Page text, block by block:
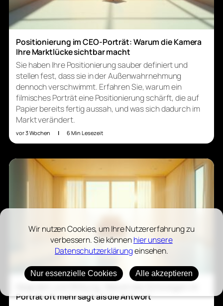
Positionierung im CEO-Porträt: Warum die Kamera
Ihre Marktlücke sichtbar macht
Sie haben Ihre Positionierung sauber definiert und
stellen fest, dass sie in der Außenwahrnehmung
dennoch verschwimmt. Erfahren Sie, warum ein
filmisches Porträt eine Positionierung schärft, die auf
Papier bereits fertig aussah, und was sich dadurch im
Markt verändert.
vor 3 Wochen | 6 Min Lesezeit
Porträt oft mehr sagt als die Antwort
Wir nutzen Cookies, um Ihre Nutzererfahrung zu
verbessern. Sie könnenhier unsere
Datenschutzerklärungeinsehen.
Nur essenzielle Cookies Alle akzeptieren